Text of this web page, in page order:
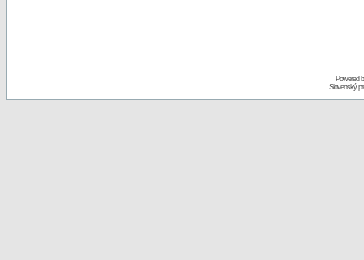
Powered
Slovenský